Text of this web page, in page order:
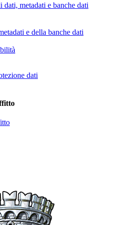
dati, metadati e banche dati
e della banche dati
dati